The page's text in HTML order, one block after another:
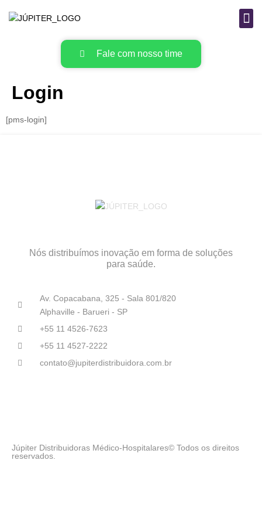
Fale com nosso time
Login
[pms-login]
Nós distribuímos inovação em forma de soluções
para saúde.
Av. Copacabana, 325 - Sala 801/820
Alphaville - Barueri - SP
+55 11 4526-7623
+55 11 4527-2222
contato@jupiterdistribuidora.com.br
Júpiter Distribuidoras Médico-Hospitalares© Todos os direitos
reservados.